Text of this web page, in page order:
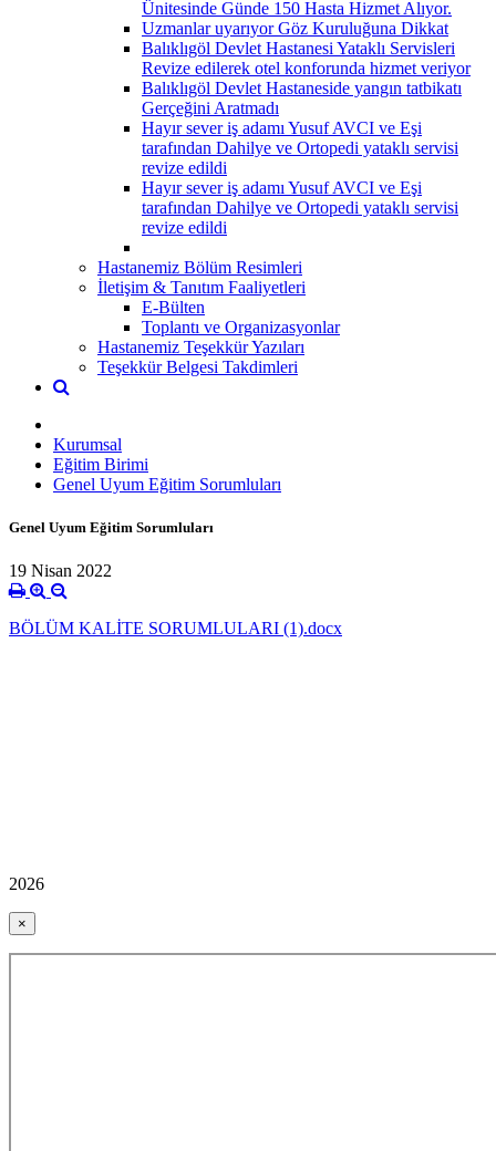
Ünitesinde Günde 150 Hasta Hizmet Alıyor.
Uzmanlar uyarıyor Göz Kuruluğuna Dikkat
Balıklıgöl Devlet Hastanesi Yataklı Servisleri
Revize edilerek otel konforunda hizmet veriyor
Balıklıgöl Devlet Hastaneside yangın tatbikatı
Gerçeğini Aratmadı
Hayır sever iş adamı Yusuf AVCI ve Eşi
tarafından Dahilye ve Ortopedi yataklı servisi
revize edildi
Hayır sever iş adamı Yusuf AVCI ve Eşi
tarafından Dahilye ve Ortopedi yataklı servisi
revize edildi
Hastanemiz Bölüm Resimleri
İletişim & Tanıtım Faaliyetleri
E-Bülten
Toplantı ve Organizasyonlar
Hastanemiz Teşekkür Yazıları
Teşekkür Belgesi Takdimleri
Kurumsal
Eğitim Birimi
Genel Uyum Eğitim Sorumluları
Genel Uyum Eğitim Sorumluları
19 Nisan 2022
BÖLÜM KALİTE SORUMLULARI (1).docx
2026
×